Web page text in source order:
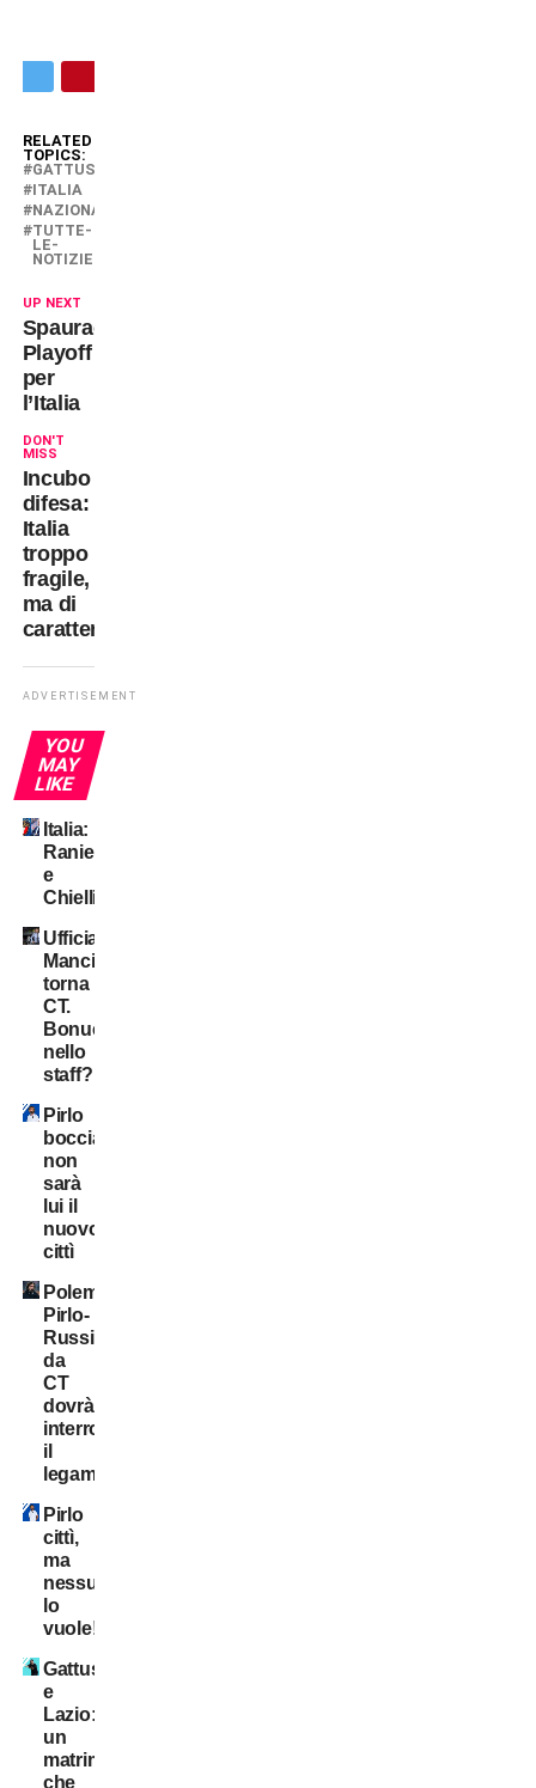
RELATED
TOPICS:
GATTUSO
ITALIA
NAZIONALE
TUTTE-
LE-
NOTIZIE
UP NEXT
Spauracchio
Playoff
per
l’Italia
DON'T
MISS
Incubo
difesa:
Italia
troppo
fragile,
ma di
carattere
ADVERTISEMENT
YOU
MAY
LIKE
Italia:
Ranieri
e
Chiellini?
Ufficiale:
Mancini
torna
CT.
Bonucci
nello
staff?
Pirlo
bocciato:
non
sarà
lui il
nuovo
cittì
Polemica
Pirlo-
Russia:
da
CT
dovrà
interrompere
il
legame
Pirlo
cittì,
ma
nessuno
lo
vuole!
Gattuso
e
Lazio:
un
matrimonio
che